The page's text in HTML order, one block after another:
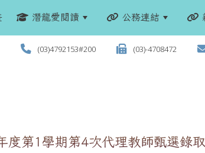
潛龍愛閱讀 公務連結
(03)4792153#200 (03)-4708472
度第1學期第4次代理教師甄選錄